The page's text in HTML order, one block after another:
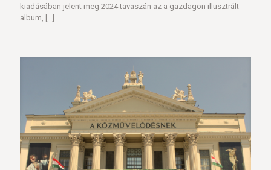
kiadásában jelent meg 2024 tavaszán az a gazdagon illusztrált
album, […]